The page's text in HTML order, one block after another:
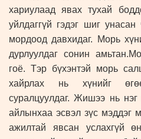
хариулаад явах тухай
уйлдаггүй гэдэг шиг
мордоод давхидаг. Морь
дурлуулдаг сонин
гоё. Тэр бүхэнтэй морь
хайрлах нь хүнийг
суралцуулдаг. Жишээ нь
айлынхаа эсвэл зүс мэддэг
ажилтай явсан услахгүй